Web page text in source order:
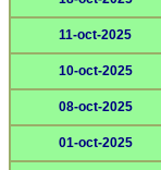
11-oct-2025
10-oct-2025
08-oct-2025
01-oct-2025